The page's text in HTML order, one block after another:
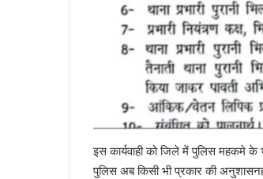
इस कार्यवाही को जिले में पुलिस महकमे
पुलिस अब किसी भी प्रकार की